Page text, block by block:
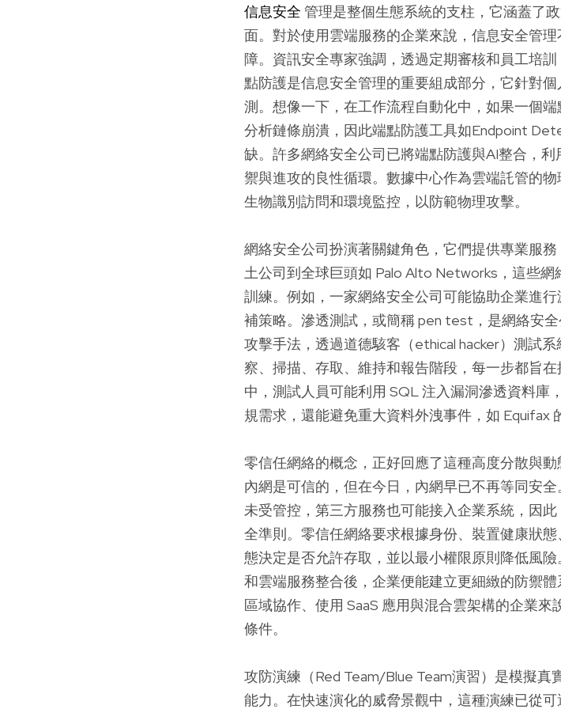
信息安全 管理是整個生態系統的支柱，它涵蓋了
面。對於使用雲端服務的企業來說，信息安全管
障。資訊安全專家強調，透過定期審核和員工培
點防護是信息安全管理的重要組成部分，它針對
測。想像一下，在工作流程自動化中，如果一個
分析鏈條崩潰，因此端點防護工具如Endpoint
缺。許多網絡安全公司已將端點防護與AI整合，
禦與進攻的良性循環。數據中心作為雲端託管的
生物識別訪問和環境監控，以防範物理攻擊。
網絡安全公司扮演著關鍵角色，它們提供專業服
土公司到全球巨頭如 Palo Alto Networks，這些
訓練。例如，一家網絡安全公司可能協助企業進
補策略。滲透測試，或簡稱 pen test，是網絡安
攻擊手法，透過道德駭客（ethical hacker）測試
察、掃描、存取、維持和報告階段，每一步都旨
中，測試人員可能利用 SQL 注入漏洞滲透資料庫
規需求，還能避免重大資料外洩事件，如 Equifax
零信任網絡的概念，正好回應了這種高度分散與
內網是可信的，但在今日，內網早已不再等同安
未受管控，第三方服務也可能接入企業系統，因
全準則。零信任網絡要求根據身份、裝置健康狀
態決定是否允許存取，並以最小權限原則降低風
和雲端服務整合後，企業便能建立更細緻的防禦
區域協作、使用 SaaS 應用與混合雲架構的企業
條件。
攻防演練（Red Team/Blue Team演習）是模擬
能力。在快速演化的威脅景觀中，這種演練已從